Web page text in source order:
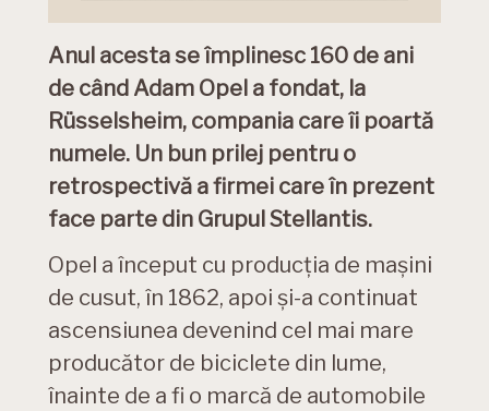
Anul acesta se împlinesc 160 de ani
de când Adam Opel a fondat, la
Rüsselsheim, compania care îi poartă
numele. Un bun prilej pentru o
retrospectivă a firmei care în prezent
face parte din Grupul Stellantis.
Opel a început cu producția de mașini
de cusut, în 1862, apoi și-a continuat
ascensiunea devenind cel mai mare
producător de biciclete din lume,
înainte de a fi o marcă de automobile